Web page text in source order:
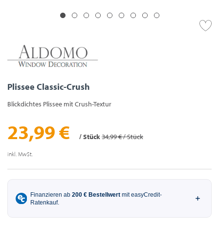
Plissee Classic-Crush
Blickdichtes Plissee mit Crush-Textur
23,99 € / Stück34,99 € / Stück
inkl. MwSt.